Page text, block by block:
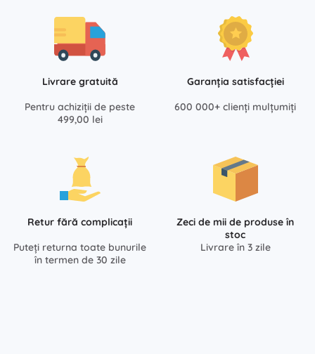
Livrare gratuită
Pentru achiziții de peste
499,00 lei
Garanția satisfacției
600 000+ clienți mulțumiți
Retur fără complicații
Puteți returna toate bunurile
în termen de 30 zile
Zeci de mii de produse în
stoc
Livrare în 3 zile